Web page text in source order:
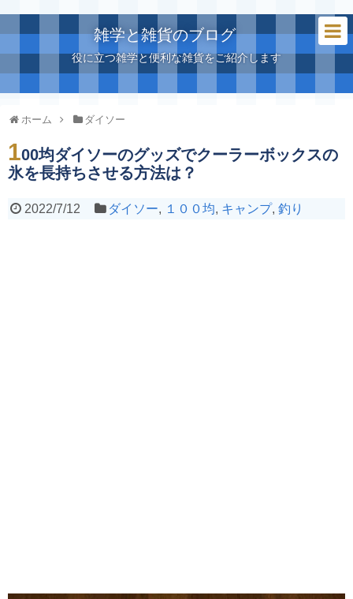
雑学と雑貨のブログ
役に立つ雑学と便利な雑貨をご紹介します
ホーム ダイソー
100均ダイソーのグッズでクーラーボックスの
氷を長持ちさせる方法は？
2022/7/12 ダイソー, １００均, キャンプ,釣り